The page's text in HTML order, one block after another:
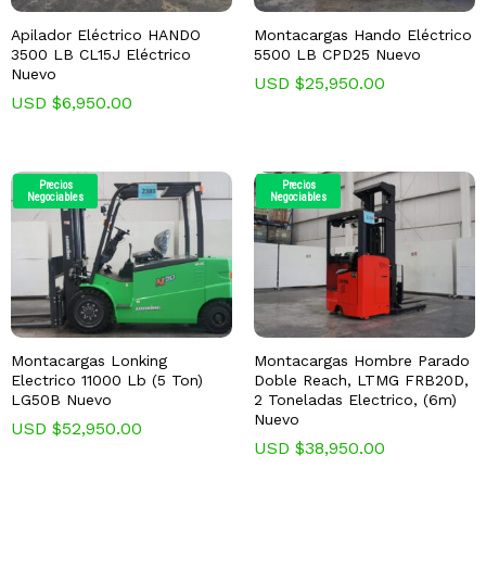
Apilador Eléctrico HANDO
3500 LB CL15J Eléctrico
Nuevo
USD $6,950.00
Montacargas Hando Eléctrico
5500 LB CPD25 Nuevo
USD $25,950.00
Precios
Negociables
Montacargas Lonking
Electrico 11000 Lb (5 Ton)
LG50B Nuevo
USD $52,950.00
Precios
Negociables
Montacargas Hombre Parado
Doble Reach, LTMG FRB20D,
2 Toneladas Electrico, (6m)
Nuevo
USD $38,950.00